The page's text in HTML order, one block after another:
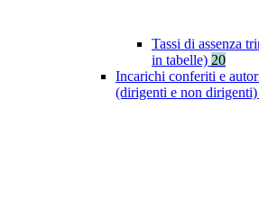
Tassi di assenza
in tabelle) 20
Incarichi conferiti e
(dirigenti e non dirigenti)